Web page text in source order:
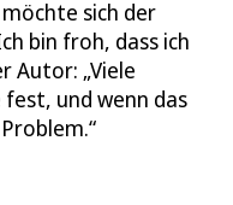
sich der
bin froh, dass ich
Autor: „Viele
und wenn das